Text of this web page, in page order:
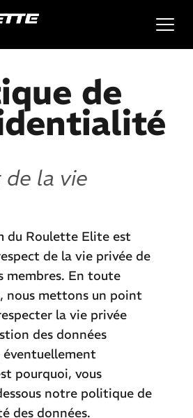
de
de la vie
du Roulette Elite est
de la vie privée de
membres. En toute
nous mettons un point
la vie privée
des données
éventuellement
pourquoi, vous
notre politique de
des données.